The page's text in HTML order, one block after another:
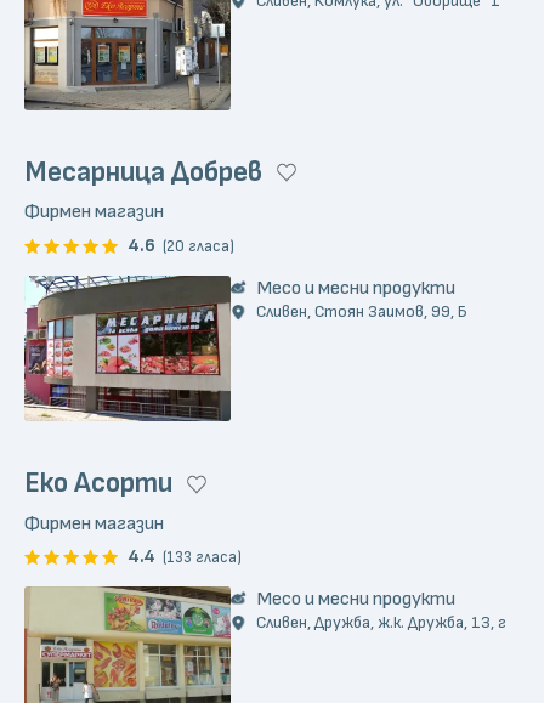
Месарница Добрев
Фирмен магазин
4.6 (20 гласа)
Месо и месни продукти
Сливен, Стоян Заимов, 99, Б
Еко Асорти
Фирмен магазин
4.4 (133 гласа)
Месо и месни продукти
Сливен, Дружба, ж.к. Дружба, 13, г